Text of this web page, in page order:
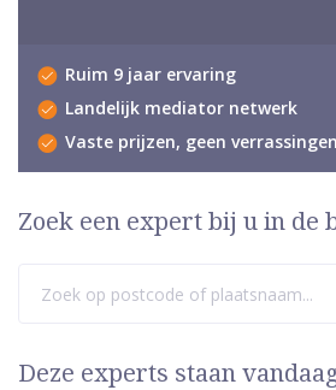
Ruim 9 jaar ervaring
Landelijk mediator netwerk
Vaste prijzen, geen verrassingen
Zoek een expert bij u in de
Deze experts staan